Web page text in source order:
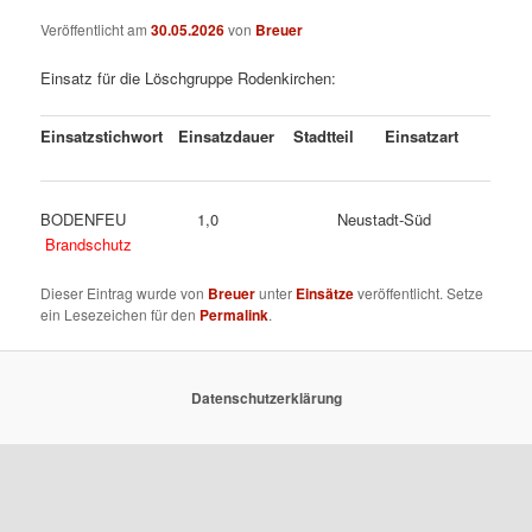
Veröffentlicht am30.05.2026von Breuer
Einsatz für die Löschgruppe Rodenkirchen:
Einsatzstichwort Einsatzdauer Stadtteil Einsatzart
BODENFEU 1,0 Neustadt-Süd
Brandschutz
Dieser Eintrag wurde von Breuerunter Einsätzeveröffentlicht. Setze
ein Lesezeichen für den Permalink.
Datenschutzerklärung